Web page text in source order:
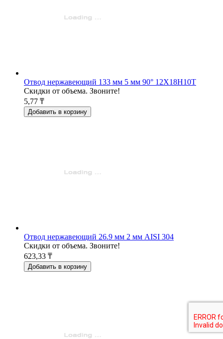
Отвод нержавеющий 133 мм 5 мм 90° 12Х18Н10Т
Скидки от объема. Звоните!
5,77 ₸
Добавить в корзину
Отвод нержавеющий 26.9 мм 2 мм AISI 304
Скидки от объема. Звоните!
623,33 ₸
Добавить в корзину